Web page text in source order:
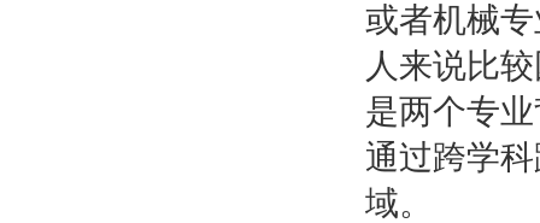
或者机械
人来说比
是两个专
通过跨学
域。